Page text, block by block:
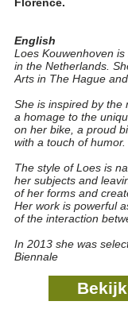
English
Loes Kouwenhoven
in the Netherlands.
Arts in The Hague
She is inspired by the
a homage to the
on her bike, a proud
with a touch of humor.
The style of Loes is
her subjects and
of her forms and
Her work is powerful
of the interaction
In 2013 she was
Biennale